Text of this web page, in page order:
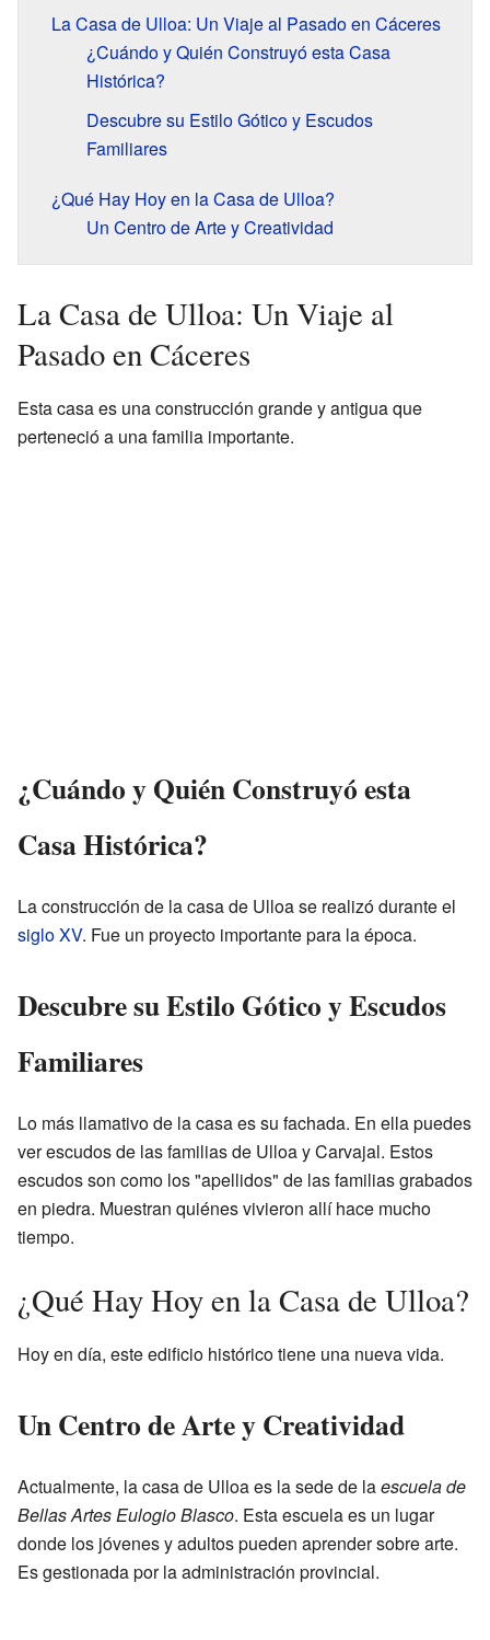
La Casa de Ulloa: Un Viaje al Pasado en Cáceres
¿Cuándo y Quién Construyó esta Casa
Histórica?
Descubre su Estilo Gótico y Escudos
Familiares
¿Qué Hay Hoy en la Casa de Ulloa?
Un Centro de Arte y Creatividad
La Casa de Ulloa: Un Viaje al
Pasado en Cáceres
Esta casa es una construcción grande y antigua que
perteneció a una familia importante.
¿Cuándo y Quién Construyó esta
Casa Histórica?
La construcción de la casa de Ulloa se realizó durante el
siglo XV. Fue un proyecto importante para la época.
Descubre su Estilo Gótico y Escudos
Familiares
Lo más llamativo de la casa es su fachada. En ella puedes
ver escudos de las familias de Ulloa y Carvajal. Estos
escudos son como los "apellidos" de las familias grabados
en piedra. Muestran quiénes vivieron allí hace mucho
tiempo.
¿Qué Hay Hoy en la Casa de Ulloa?
Hoy en día, este edificio histórico tiene una nueva vida.
Un Centro de Arte y Creatividad
Actualmente, la casa de Ulloa es la sede de laescuela de
Bellas Artes Eulogio Blasco. Esta escuela es un lugar
donde los jóvenes y adultos pueden aprender sobre arte.
Es gestionada por la administración provincial.